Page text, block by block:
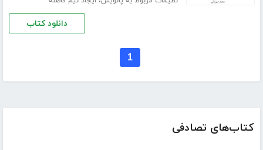
کتاب‌های تصادفی
دانلود کتاب
1